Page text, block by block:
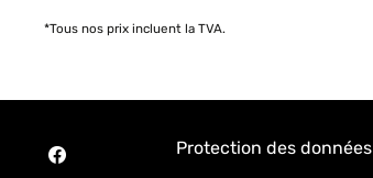
*Tous nos prix incluent la TVA.
Protection des données